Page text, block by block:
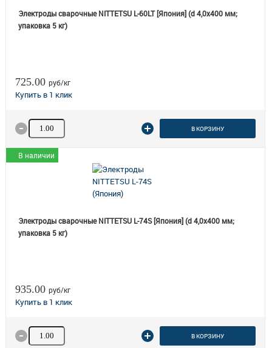
Электроды сварочные NITTETSU L-60LT [Япония] (d 4,0х400 мм;
упаковка 5 кг)
725.00 руб/кг
Количество товара В КОРЗИНУ
В наличии
Электроды сварочные NITTETSU L-74S [Япония] (d 4,0х400 мм;
упаковка 5 кг)
935.00 руб/кг
Количество товара В КОРЗИНУ